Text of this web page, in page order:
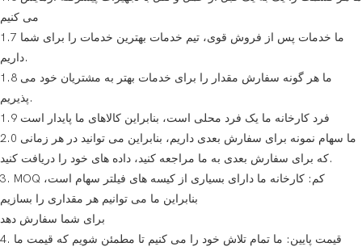
می کنیم
1.7 ما خدمات پس از فروش قوی، تیم خدمات بهترین خدمات را برای شما
داریم.
1.8 ما هر گونه سفارش مقدار را برای خدمات بهتر به مشتریان خود می
پذیریم.
1.9 فرد کارخانه ما یک فرد محلی است، بنابراین کالاهای ما پایدار است
2.0 ما سهام نمونه برای سفارش بعدی داریم، بنابراین می توانید در هر زمانی
که برای سفارش بعدی به ما مراجعه کنید، داده های خود را دریافت کنید.
3. MOQ کم: کارخانه ما دارای بسیاری از کیسه های فیلتر سهام است،
بنابراین ما می توانیم هر مقداری را بسازیم
برای شما سفارش دهد
4. قیمت پایین: ما تمام تلاش خود را می کنیم تا مطمئن شویم که قیمت ما